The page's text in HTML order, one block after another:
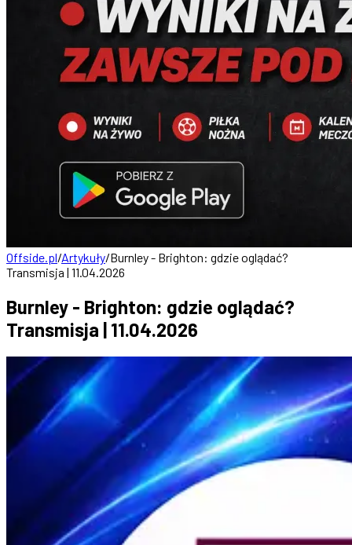
Offside.pl/Artykuły/Burnley - Brighton: gdzie oglądać?
Transmisja | 11.04.2026
Burnley - Brighton: gdzie oglądać?
Transmisja | 11.04.2026